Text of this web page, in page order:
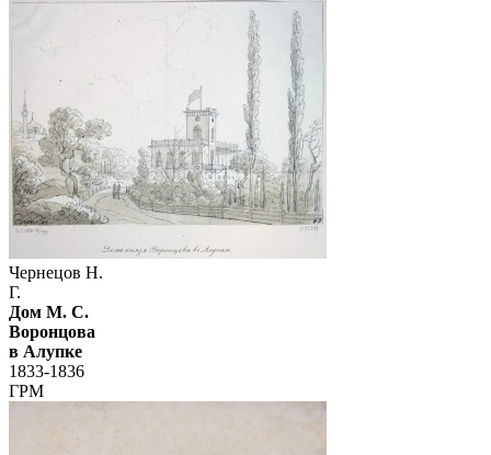
Чернецов Н.
Г.
Дом М. С.
Воронцова
в Алупке
1833-1836
ГРМ